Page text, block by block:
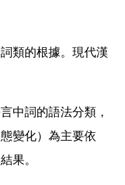
類的根據。現代漢
中詞的語法分類，
變化）為主要依
果。